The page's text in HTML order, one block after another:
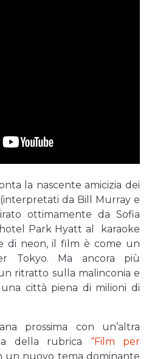
la nascente amicizia dei
da Bill Murray e
ottimamente da Sofia
Park Hyatt al karaoke
di neon, il film è come un
Tokyo. Ma ancora più
ritratto sulla malinconia e
città piena di milioni di
prossima con un’altra
della rubrica “Film per
un nuovo tema dominante